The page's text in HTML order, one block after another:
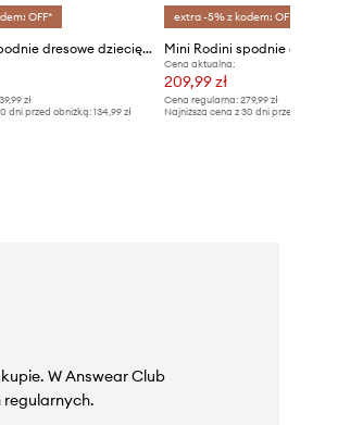
OFF*
Mini Rodini spodnie dresowe dziecięce Panther
zł
dni przed obniżką:134,99 zł
extra -5% z kodem: OFF*
Cena aktualna:
209,99 zł
Cena regularna: 279,99 zł
Najniższa cena z 30 dni przed obniżką:
W Answear Club